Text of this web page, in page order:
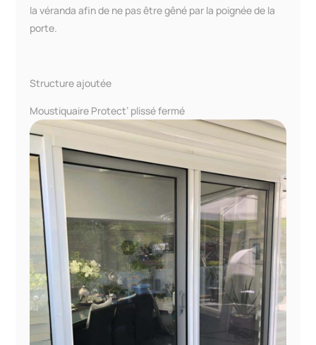
la véranda afin de ne pas être gêné par la poignée de la
porte.
Structure ajoutée
Moustiquaire Protect’ plissé fermé